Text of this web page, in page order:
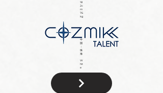
W
hit
e
中
国
：
珠
海
18
2c
m
76
kg
籍: